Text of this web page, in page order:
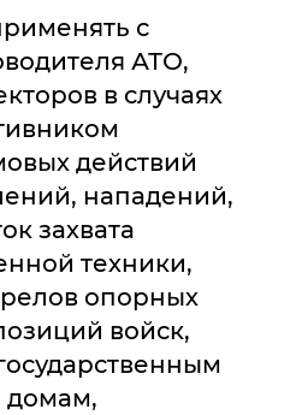
с
АТО,
в случаях
действий
нападений,
захвата
техники,
опорных
войск,
домам,